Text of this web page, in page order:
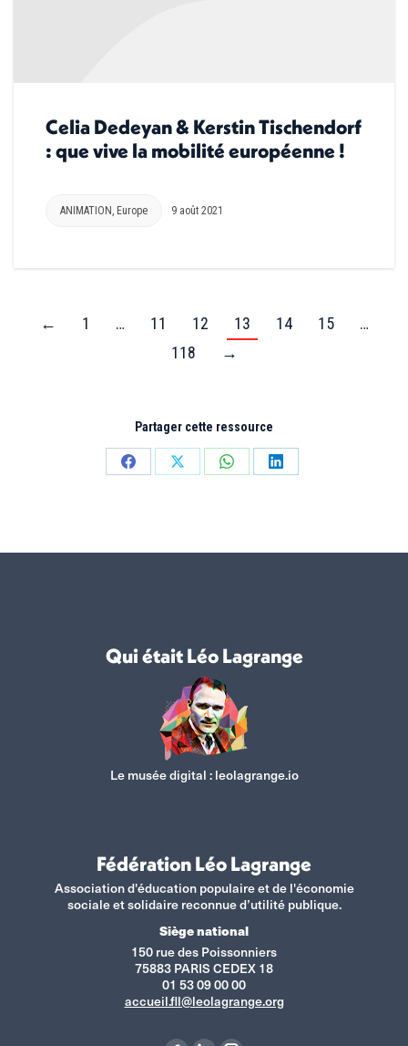
Celia Dedeyan & Kerstin Tischendorf
: que vive la mobilité européenne !
ANIMATION, Europe 9 août 2021
← 1 … 11 12 13 14 15
…
118
→
Partager cette ressource
PartagerPartagerPartagerPartager
Qui était Léo Lagrange
Le musée digital : leolagrange.io
Fédération Léo Lagrange
Association d'éducation populaire et de l'économie
sociale et solidaire reconnue d’utilité publique.
Siège national
150 rue des Poissonniers
75883 PARIS CEDEX 18
01 53 09 00 00
accueil.fll@leolagrange.org